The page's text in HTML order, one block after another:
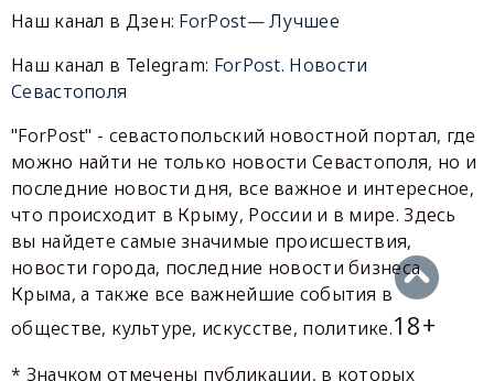
Наш канал в Дзен: ForPost— Лучшее
Наш канал в Telegram: ForPost. Новости
Севастополя
"ForPost" - севастопольский новостной портал, где
можно найти не только новости Севастополя, но и
последние новости дня, все важное и интересное,
что происходит в Крыму, России и в мире. Здесь
вы найдете самые значимые происшествия,
новости города, последние новости бизнеса
Крыма, а также все важнейшие события в
обществе, культуре, искусстве, политике.18+
* Значком отмечены публикации, в которых